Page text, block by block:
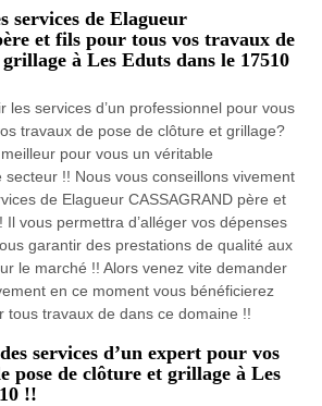
services de Elagueur
et fils pour tous vos travaux de
à Les Eduts dans le 17510
les services d’un professionnel pour vous
travaux de pose de clôture et grillage?
pour vous un véritable
secteur !! Nous vous conseillons vivement
de Elagueur CASSAGRAND père et
Il vous permettra d’alléger vos dépenses
garantir des prestations de qualité aux
le marché !! Alors venez vite demander
en ce moment vous bénéficierez
tous travaux de dans ce domaine !!
services d’un expert pour vos
pose de clôture et grillage à Les
!!